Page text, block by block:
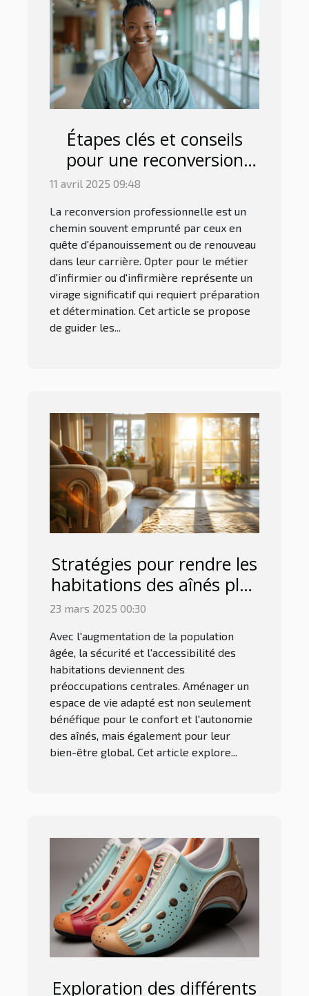
Étapes clés et conseils
pour une reconversion
réussie en
11 avril 2025 09:48
La reconversion professionnelle est un
chemin souvent emprunté par ceux en
quête d'épanouissement ou de renouveau
dans leur carrière. Opter pour le métier
d'infirmier ou d'infirmière représente un
virage significatif qui requiert préparation
et détermination. Cet article se propose
de guider les...
Stratégies pour rendre les
habitations des aînés plus
sûres et accessibles
23 mars 2025 00:30
Avec l'augmentation de la population
âgée, la sécurité et l'accessibilité des
habitations deviennent des
préoccupations centrales. Aménager un
espace de vie adapté est non seulement
bénéfique pour le confort et l'autonomie
des aînés, mais également pour leur
bien-être global. Cet article explore...
Exploration des différents